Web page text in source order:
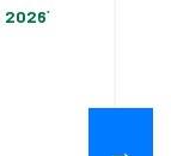
2026*
→